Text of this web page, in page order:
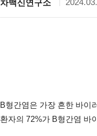
차백신연구소
B형간염은 가장 흔한 바이
환자의 72%가 B형간염 바